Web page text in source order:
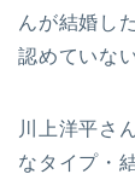
んが結婚し
認めていな
川上洋平さ
なタイプ・